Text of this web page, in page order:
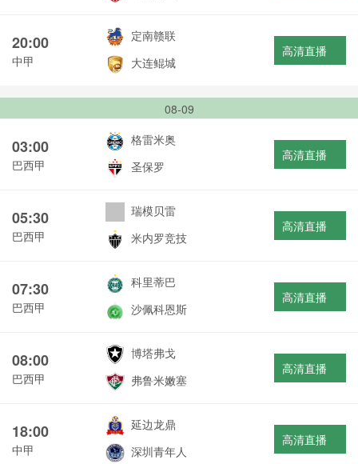
20:00
中甲
定南赣联
大连鲲城
高清直播
08-09
03:00
巴西甲
格雷米奥
圣保罗
高清直播
05:30
巴西甲
瑞模贝雷
米内罗竞技
高清直播
07:30
巴西甲
科里蒂巴
沙佩科恩斯
高清直播
08:00
巴西甲
博塔弗戈
弗鲁米嫩塞
高清直播
18:00
中甲
延边龙鼎
深圳青年人
高清直播